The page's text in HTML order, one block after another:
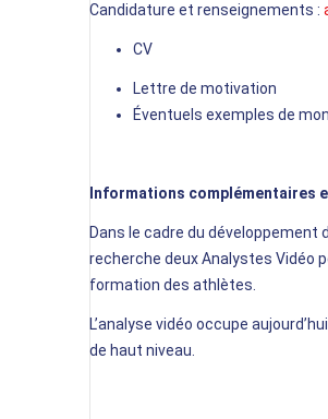
Candidature et renseignements :
CV
Lettre de motivation
Éventuels exemples de
Informations complémentaires
Dans le cadre du
recherche deux Analystes Vidéo
formation des athlètes.
L’analyse vidéo occupe
de haut niveau.